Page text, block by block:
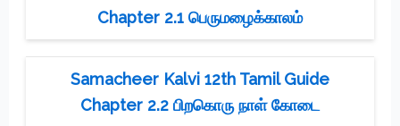
Chapter 2.1 பெருமழைக்காலம்
Samacheer Kalvi 12th Tamil Guide
Chapter 2.2 பிறகொரு நாள் கோடை